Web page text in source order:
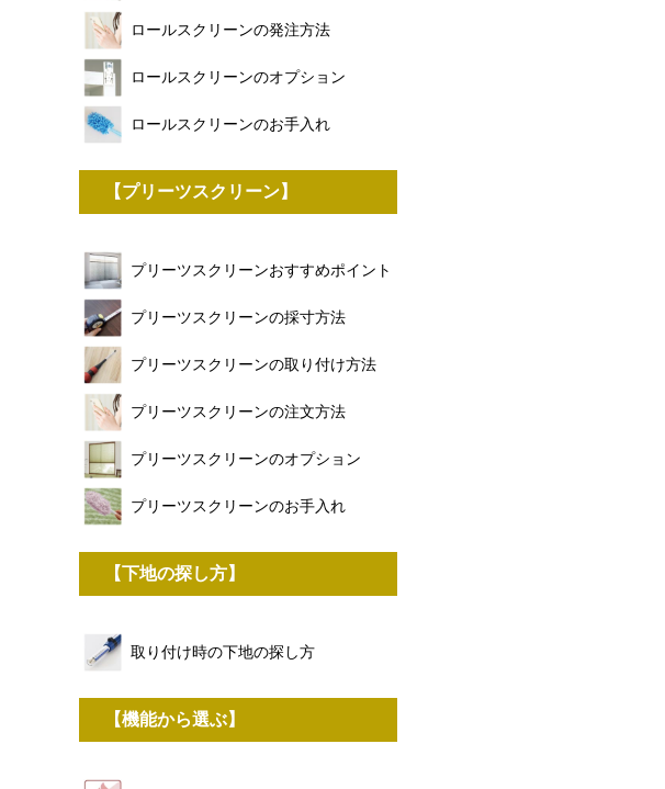
ロールスクリーンの発注方法
ロールスクリーンのオプション
ロールスクリーンのお手入れ
【プリーツスクリーン】
プリーツスクリーンおすすめポイント
プリーツスクリーンの採寸方法
プリーツスクリーンの取り付け方法
プリーツスクリーンの注文方法
プリーツスクリーンのオプション
プリーツスクリーンのお手入れ
【下地の探し方】
取り付け時の下地の探し方
【機能から選ぶ】